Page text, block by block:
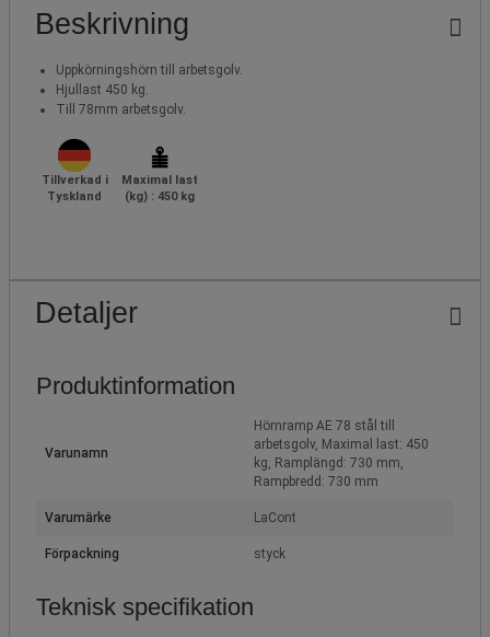
Beskrivning
Uppkörningshörn till arbetsgolv.
Hjullast 450 kg.
Till 78mm arbetsgolv.
Tillverkad i
Tyskland
Maximal last
(kg) : 450 kg
Detaljer
Produktinformation
Varunamn
Hörnramp AE 78 stål till
arbetsgolv, Maximal last: 450
kg, Ramplängd: 730 mm,
Rampbredd: 730 mm
Varumärke LaCont
Förpackning styck
Teknisk specifikation